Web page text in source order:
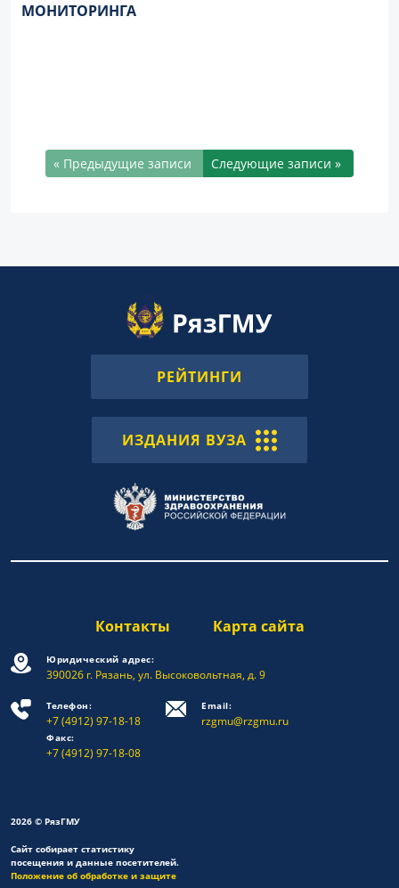
МОНИТОРИНГА
« Предыдущие записи Следующие записи »
РЕЙТИНГИ
ИЗДАНИЯ ВУЗА
Контакты Карта сайта
Юридический адрес:
390026 г. Рязань, ул. Высоковольтная, д. 9
Телефон:
+7 (4912) 97-18-18
Факс:
+7 (4912) 97-18-08
Email:
rzgmu@rzgmu.ru
2026 © РязГМУ
Сайт собирает статистику
посещения и данные посетителей.
Положение об обработке и защите